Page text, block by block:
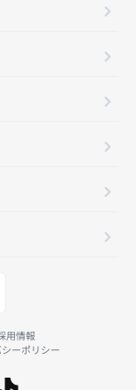
用情報
ーポリシー